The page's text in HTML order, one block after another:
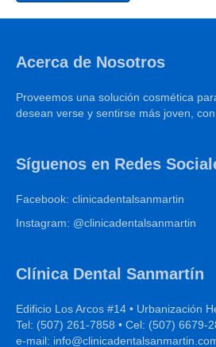
Acerca de Nosotros
Proveemos una solución cosmética
desean verse y sentirse más joven,
Síguenos en Redes
Facebook: clinicadentalsanmartin
Instagram: @clinicadentalsanmartin
Clínica Dental Sanmartín
Edificio Los Arcos #14 • Urbanización
Tel: (507) 261-7858 • Cel: (507) 6679-
e-mail: